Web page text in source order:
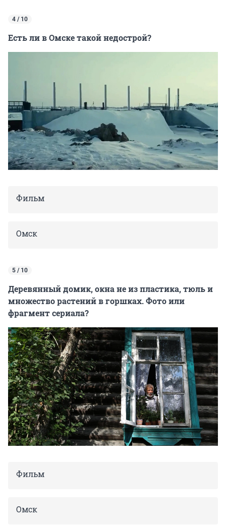
4 / 10
Есть ли в Омске такой недострой?
Фильм
Омск
5 / 10
Деревянный домик, окна не из пластика, тюль и
множество растений в горшках. Фото или
фрагмент сериала?
Фильм
Омск